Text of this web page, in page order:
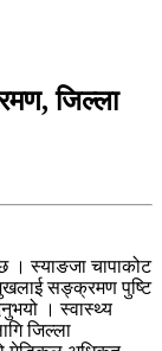
जिल्ला
। स्याङजा चापाकोट
सङ्क्रमण पुष्टि
। स्वास्थ्य
जिल्ला